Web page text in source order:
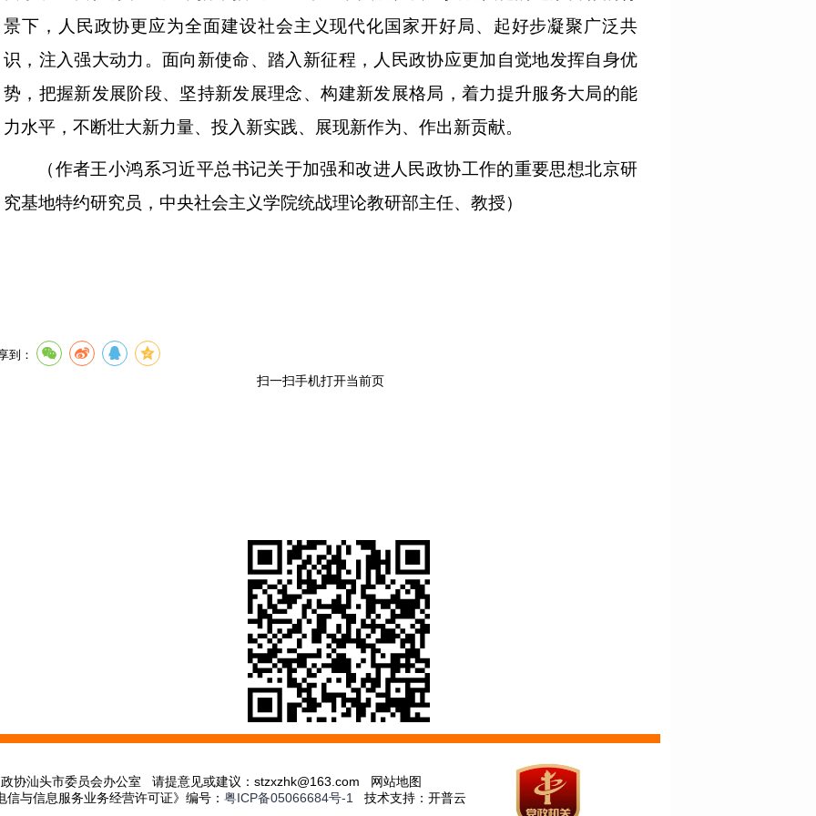
景下，人民政协更应为全面建设社会主义现代化国家开好局、起好步凝聚广泛共
识，注入强大动力。面向新使命、踏入新征程，人民政协应更加自觉地发挥自身优
势，把握新发展阶段、坚持新发展理念、构建新发展格局，着力提升服务大局的能
力水平，不断壮大新力量、投入新实践、展现新作为、作出新贡献。
（作者王小鸿系习近平总书记关于加强和改进人民政协工作的重要思想北京研
究基地特约研究员，中央社会主义学院统战理论教研部主任、教授）
到：
扫一扫手机打开当前页
协汕头市委员会办公室 请提意见或建议：stzxzhk@163.com 网站地图
信与信息服务业务经营许可证》编号： 粤ICP备05066684号-1 技术支持：开普云